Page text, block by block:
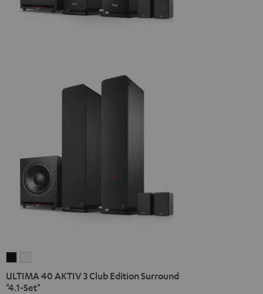
40
AKTIV
40
AKTIV
ULTIMA 40 AKTIV 3 Club Edition Surround
"4.1-Set"